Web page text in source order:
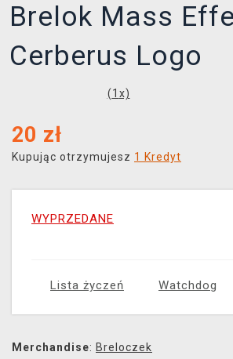
Brelok Mass
Cerberus Logo
(1 x)
20 zł
Kupując otrzymujesz 1 Kredyt
WYPRZEDANE
Lista życzeń Watchdog
Merchandise: Breloczek